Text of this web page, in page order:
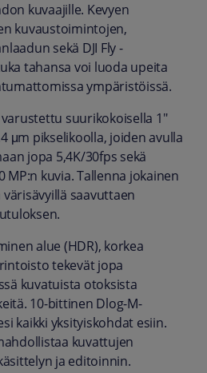
kuvaajille. Kevyen
kuvaustoimintojen,
sekä DJI Fly -
tahansa voi luoda upeita
ympäristöissä.
varustettu suurikokoisella 1"
μm pikselikoolla, joiden avulla
jopa 5,4K/30fps sekä
MP:n kuvia. Tallenna jokainen
saavuttaen
alue (HDR), korkea
tekevät jopa
kuvatuista otoksista
10-bittinen Dlog-M-
kaikki yksityiskohdat esiin.
kuvattujen
ja editoinnin.